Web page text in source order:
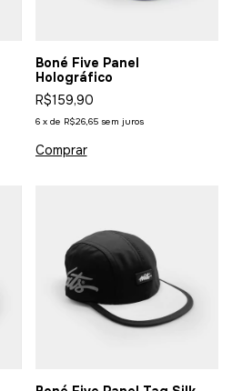
Boné Five Panel
Holográfico
R$159,90
6 x de R$26,65 sem juros